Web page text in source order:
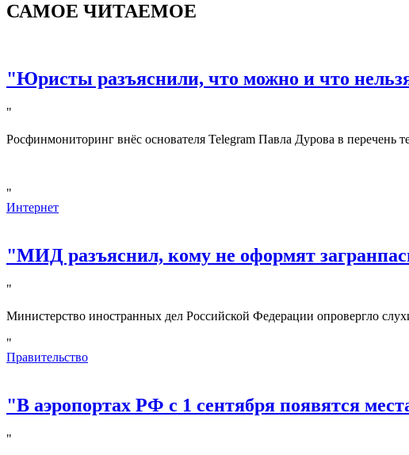
САМОЕ ЧИТАЕМОЕ
"Юристы разъяснили, что можно и что
"
Росфинмониторинг внёс основателя Telegram Павла Дурова в перечень
"
Интернет
"МИД разъяснил, кому не оформят
"
Министерство иностранных дел Российской Федерации опровергло
"
Правительство
"В аэропортах РФ с 1 сентября появятся
"